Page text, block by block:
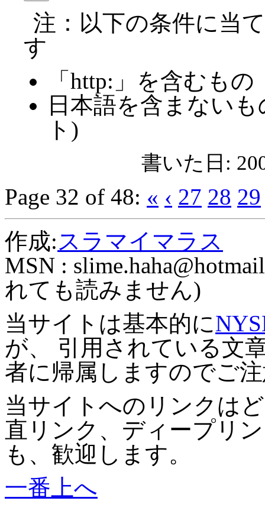
注：以下の条件に当
す
「http:」を含むもの
日本語を含まない
ト)
書いた日:
Page 32 of 48: « ‹ 27 28 29
作成:スラマイマラス
MSN :
れても読みません)
当サイトは基本的に
が、 引用されている文
者に帰属しますのでご
当サイトへのリンクは
直リンク、ディープリ
も、歓迎します。
一番上へ